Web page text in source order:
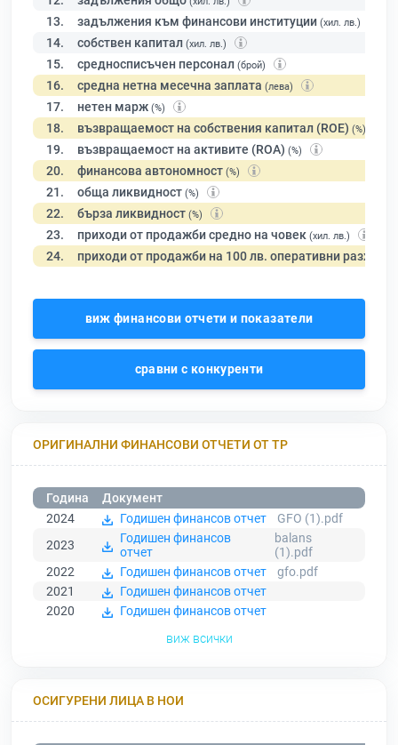
13. задължения към финансови институции (хил. лв.)
14. собствен капитал (хил. лв.)
15. средносписъчен персонал (брой)
16. средна нетна месечна заплата (лева)
17. нетен марж (%)
18. възвращаемост на собствения капитал (ROE) (%)
19. възвращаемост на активите (ROA) (%)
20. финансова автономност (%)
21. обща ликвидност (%)
22. бърза ликвидност (%)
23. приходи от продажби средно на човек (хил. лв.)
24. приходи от продажби на 100 лв. оперативни разходи
виж финансови отчети и показатели
сравни с конкуренти
ОРИГИНАЛНИ ФИНАНСОВИ ОТЧЕТИ ОТ ТР
Година
Документ
2024
Годишен финансов отчет
GFO (1).pdf
2023
Годишен финансов
отчет
balans
(1).pdf
2022
Годишен финансов отчет
gfo.pdf
2021
Годишен финансов отчет
2020
Годишен финансов отчет
виж всички
ОСИГУРЕНИ ЛИЦА В НОИ